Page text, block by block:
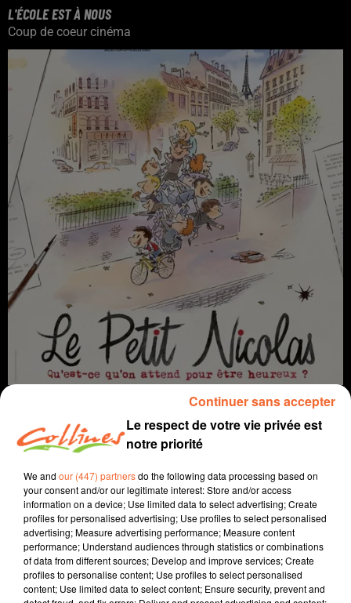
L'ÉCOLE EST À NOUS
Coup de coeur cinéma
LE PETIT NICOLAS - QU'EST-CE QU'ON ATTEND POUR ÊTRE
Coup de coeur cinéma
Le respect de votre vie privée est
notre priorité
We and our (447) partnersdo the following data processing based on
your consent and/or our legitimate interest: Store and/or access
information on a device; Use limited data to select advertising; Create
profiles for personalised advertising; Use profiles to select personalised
advertising; Measure advertising performance; Measure content
performance; Understand audiences through statistics or combinations
of data from different sources; Develop and improve services; Create
profiles to personalise content; Use profiles to select personalised
content; Use limited data to select content; Ensure security, prevent and
Continuer sans accepter